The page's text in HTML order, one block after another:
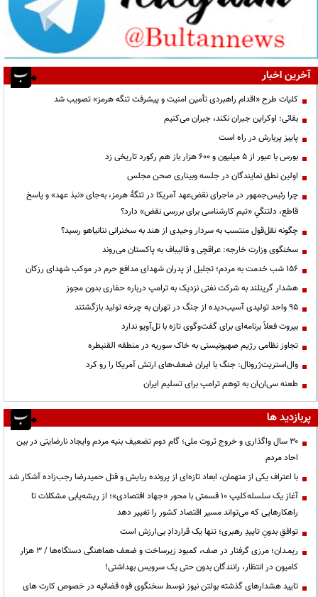
آخرین اخبار
کلیات طرح «اقدام راهبردی تأمین امنیت و پیشرفت تنگه هرمز» تصویب شد
بقائی: اوکراین جبران نکند، جبران می‌کنیم
پاییز پربارش در راه است
بورس با عبور از ۵ میلیون و ۶۰۰ هزار باز هم رکورد تاریخی زد
اولین نطق نمایندگان در جلسه وبیناری صحن مجلس
چرا رئیس‌جمهور در ماجرای نقض‌عهد آمریکا در تنگهٔ هرمز، به‌جای «نبذ عهد» و پاسخ
قاطع، دلتنگیِ «تیم کارشناسی برای بررسی نقض» دارد؟
چگونه نقل‌قول منتسب به سردار وحیدی از هند به سخنرانی نتانیاهو رسید؟
سخنگوی وزارت خارجه: عراقچی و قالیباف به پاکستان می‌روند
۱۵۶ شب خدمت به مردم؛ تجلیل از پدران شهدای مدافع حرم در موکب شهدای رزکان
هشدار گرینلند به شرکت نفتی نزدیک به ترامپ درباره حفاری بدون مجوز
95 واحد تولیدی آسیب‌دیده از جنگ در تهران به چرخه تولید بازگشتند
بیروت فعلاً برنامه‌ای برای گفت‌وگوی تازه با تل‌آویو ندارد
تجاوز نظامی رژیم صهیونیستی به خاک سوریه در منطقه القنیطره
وال‌استریت‌ژرونال: جنگ با ایران ضعف‌های ارتش آمریکا را رو کرد
طعنه سی‌ان‌ان به توهم ترامپ برای تسلیم ایران
پربازدید ها
۳۰ سال واگذاری و خروج ثروت ملی؛ گام دوم تضعیف بنیه مردم وایجاد نارضایتی در بین
احاد مردم
با اعتراف یکی از متهمان، ابعاد تازه‌ای از پرونده ربایش و قتل حمیدرضا رجب‌زاده آشکار شد
آغاز یک سلسله‌کلیپ ۱۰ قسمتی با محور «جهاد اقتصادی»؛ از ریشه‌یابی مشکلات تا
راهکارهایی که می‌تواند مسیر اقتصاد کشور را تغییر دهد
توافقِ بدونِ تاییدِ رهبری؛ تنها یک قراردادِ بی‌ارزش است
ریمـدان؛ مرزی گرفتار در صف، کمبود زیرساخت و ضعف هماهنگی دستگاه‌ها / ۳ هزار
کامیون در انتظار، رانندگان بدون حتی یک سرویس بهداشتی!
تایید هشدارهای گذشته بولتن نیوز توسط سخنگوی قوه قضائیه در خصوص کارت های